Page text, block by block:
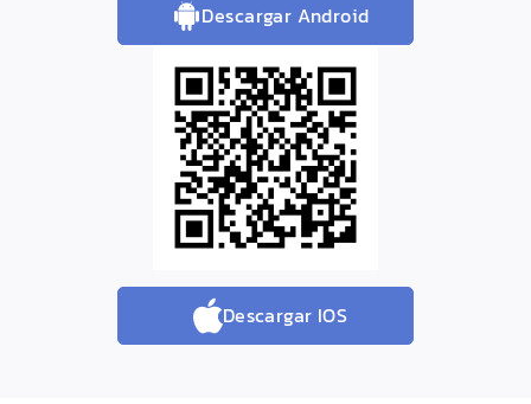
Descargar Android
Descargar IOS